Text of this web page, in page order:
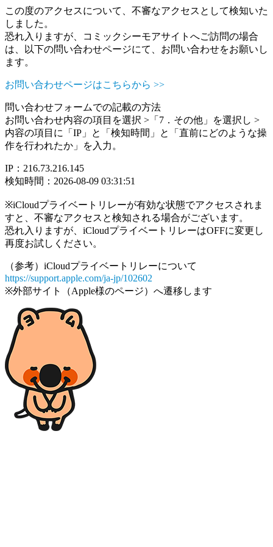
この度のアクセスについて、不審なアクセスとして検知いた
しました。
恐れ入りますが、コミックシーモアサイトへご訪問の場合
は、以下の問い合わせページにて、お問い合わせをお願いし
ます。
お問い合わせページはこちらから >>
問い合わせフォームでの記載の方法
お問い合わせ内容の項目を選択 >「7．その他」を選択し >
内容の項目に「IP」と「検知時間」と「直前にどのような操
作を行われたか」を入力。
IP：216.73.216.145
検知時間：2026-08-09 03:31:51
※iCloudプライベートリレーが有効な状態でアクセスされま
すと、不審なアクセスと検知される場合がございます。
恐れ入りますが、iCloudプライベートリレーはOFFに変更し
再度お試しください。
（参考）iCloudプライベートリレーについて
https://support.apple.com/ja-jp/102602
※外部サイト（Apple様のページ）へ遷移します